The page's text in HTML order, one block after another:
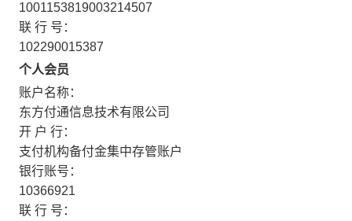
1001153819003214507
联 行 号：
102290015387
个人会员
账户名称：
东方付通信息技术有限公司
开 户 行：
支付机构备付金集中存管账户
银行账号：
10366921
联 行 号：